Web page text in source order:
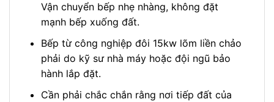
Vận chuyển bếp nhẹ nhàng, không đặt
mạnh bếp xuống đất.
Bếp từ công nghiệp đôi 15kw lõm liền chảo
phải do kỹ sư nhà máy hoặc đội ngũ bảo
hành lắp đặt.
Cần phải chắc chắn rằng nơi tiếp đất của